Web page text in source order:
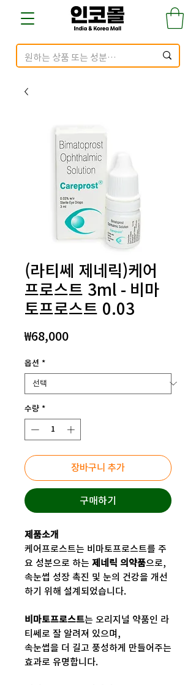
(라티쎄 제네릭)케어
프로스트 3ml - 비마
토프로스트 0.03
₩68,000가
옵션 *
수량 *
장바구니 추가
구매하기
제품소개
케어프로스트는 비마토프로스트를 주
요 성분으로 하는 제네릭 의약품으로,
속눈썹 성장 촉진 및 눈의 건강을 개선
하기 위해 설계되었습니다.
비마토프로스트는 오리지널 약품인 라
티쎄로 잘 알려져 있으며,
속눈썹을 더 길고 풍성하게 만들어주는
효과로 유명합니다.